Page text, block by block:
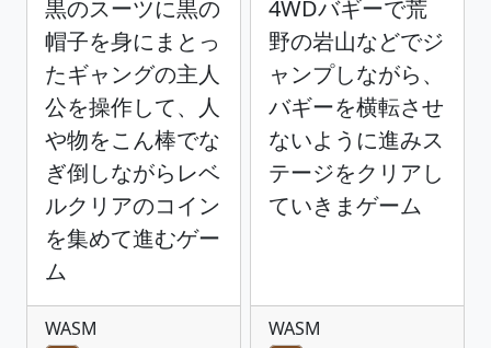
黒のスーツに黒の
帽子を身にまとっ
たギャングの主人
公を操作して、人
や物をこん棒でな
ぎ倒しながらレベ
ルクリアのコイン
を集めて進むゲー
ム
WASM
4WDバギーで荒
野の岩山などでジ
ャンプしながら、
バギーを横転させ
ないように進みス
テージをクリアし
ていきまゲーム
WASM